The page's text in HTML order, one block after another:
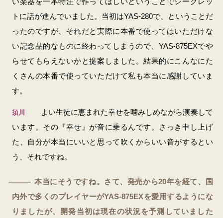
トに話が進んでいました。当初はYAS-280で、ということだ
ったのですが、それだと実際に本番で使ってはいただけな
い記念品的なものに終わってしまうので、YAS-875EXでや
らせてもらえないかと提案しました。結果的にこんなにた
くさんの本番で使っていただけて私も本当に感謝していま
す。
須川
よい生徒に恵まれた幸せを噛みしめながら演奏して
います。その『幸せ』が音に乗るんです。さっき申し上げ
た、自分が本当にいいと思って吹くからいい音がするとい
う、それですね。
― 本当にそうですね。さて、発売から20年を経て、国
内外で多くのプレイヤーがYAS-875EXを愛用するようにな
りましたが、開発当初は現在の状況を予測していました